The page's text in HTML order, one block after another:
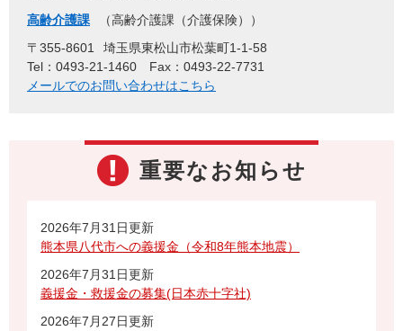
高齢介護課
高齢介護課（介護保険）
〒355-8601
埼玉県東松山市松葉町1-1-58
Tel：0493-21-1460
Fax：0493-22-7731
メールでのお問い合わせはこちら
重要なお知らせ
2026年7月31日更新
熊本県八代市への義援金（令和8年熊本地震）
2026年7月31日更新
義援金・救援金の募集(日本赤十字社)
2026年7月27日更新